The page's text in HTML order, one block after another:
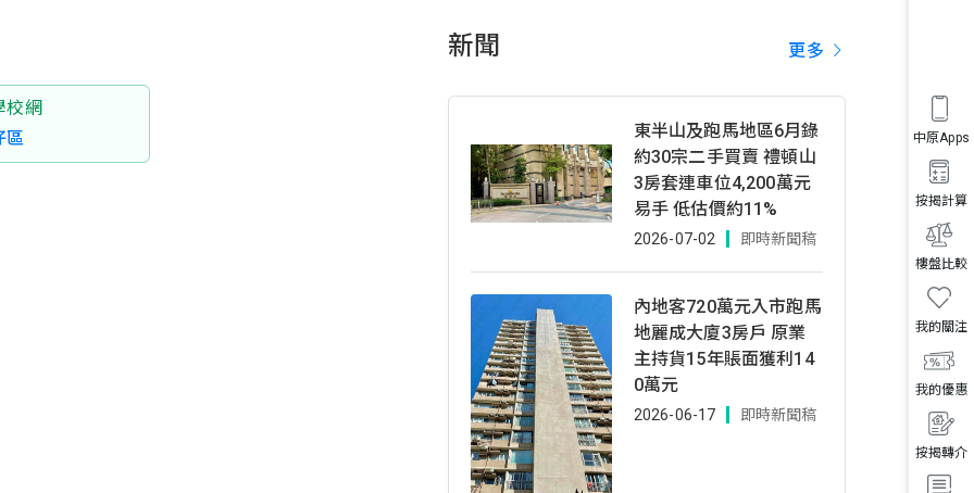
按揭轉介
我的優惠
我的關注
樓盤比較
按揭計算
中原Apps
校網
區
新聞 更多
東半山及跑馬地區6月錄
約30宗二手買賣 禮頓山
3房套連車位4,200萬元
易手 低估價約11%
2026-07-02 即時新聞稿
內地客720萬元入市跑馬
地麗成大廈3房戶 原業
主持貨15年賬面獲利14
0萬元
2026-06-17 即時新聞稿